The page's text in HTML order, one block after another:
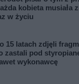
kobieta musiała
w życiu
15 latach zdjęli
zastali pod
wykonawcę